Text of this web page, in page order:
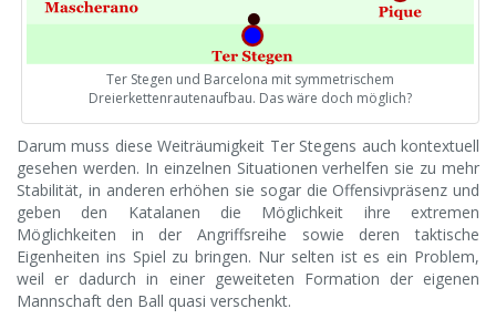
Ter Stegen und Barcelona mit symmetrischem
Dreierkettenrautenaufbau. Das wäre doch möglich?
Darum muss diese Weiträumigkeit Ter Stegens auch kontextuell
gesehen werden. In einzelnen Situationen verhelfen sie zu mehr
Stabilität, in anderen erhöhen sie sogar die Offensivpräsenz und
geben den Katalanen die Möglichkeit ihre extremen
Möglichkeiten in der Angriffsreihe sowie deren taktische
Eigenheiten ins Spiel zu bringen. Nur selten ist es ein Problem,
weil er dadurch in einer geweiteten Formation der eigenen
Mannschaft den Ball quasi verschenkt.